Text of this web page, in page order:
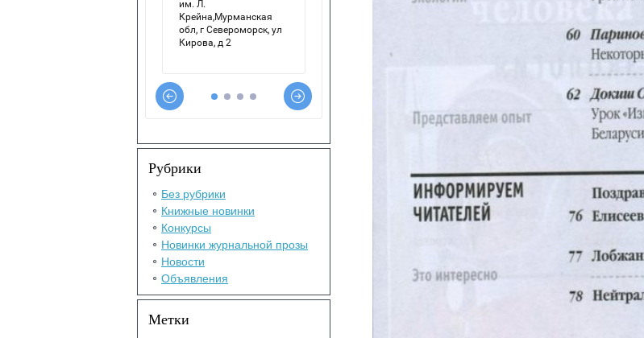
Рубрики
Без рубрики
Книжные новинки
Конкурсы
Новинки журнальной прозы
Новости
Объявления
Метки